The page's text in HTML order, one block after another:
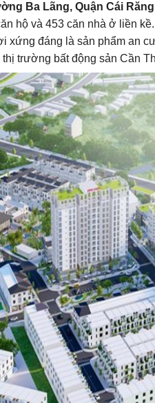
Ba Lãng, Quận Cái
hộ và 453 căn nhà ở liền
xứng đáng là sản phẩm an
trường bất động sản Cần